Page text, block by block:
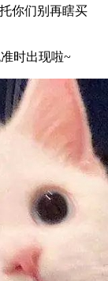
你们别再瞎买
时出现啦~